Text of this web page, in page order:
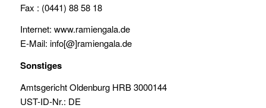
Fax : (0441) 88 58 18
Internet: www.ramiengala.de
E-Mail: info[@]ramiengala.de
Sonstiges
Amtsgericht Oldenburg HRB 3000144
UST-ID-Nr.: DE